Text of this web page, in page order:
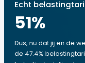
Echt
51%
Dus, nu dat jij en de
de 47.4%